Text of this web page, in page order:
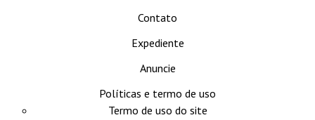
Contato
Expediente
Anuncie
Políticas e termo de uso
Termo de uso do site